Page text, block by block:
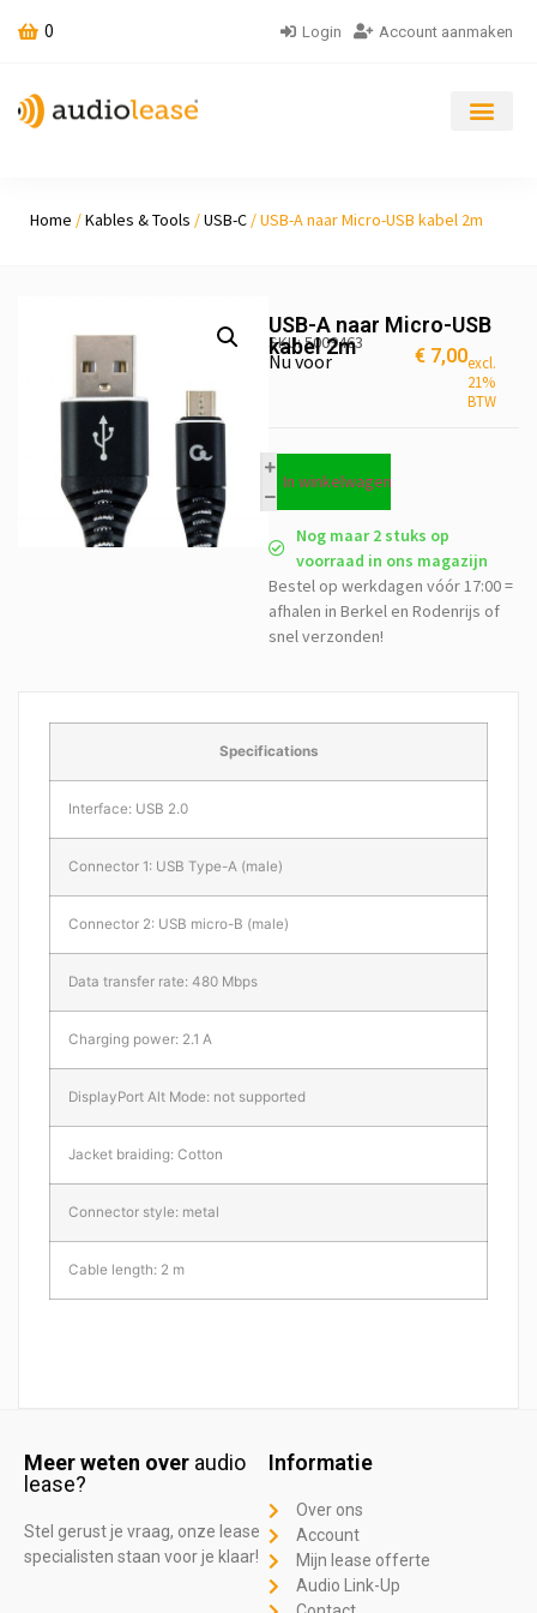
0 Login Account aanmaken
Home /Kables & Tools /USB-C / USB-A naar Micro-USB kabel 2m
USB-A naar Micro-USB
kabel 2m
SKU: 5009463
Nu voor € 7,00excl.
21%
BTW
In winkelwagen
Nog maar 2 stuks op
voorraad in ons magazijn
Bestel op werkdagen vóór 17:00 =
afhalen in Berkel en Rodenrijs of
snel verzonden!
Specifications
Interface: USB 2.0
Connector 1: USB Type-A (male)
Connector 2: USB micro-B (male)
Data transfer rate: 480 Mbps
Charging power: 2.1 A
DisplayPort Alt Mode: not supported
Jacket braiding: Cotton
Connector style: metal
Cable length: 2 m
Meer weten over audio
lease?
Stel gerust je vraag, onze lease
specialisten staan voor je klaar!
Informatie
Over ons
Account
Mijn lease offerte
Audio Link-Up